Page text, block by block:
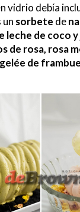
vidrio debía
un sorbete de
leche de coco y
de rosa, rosa
gelée de